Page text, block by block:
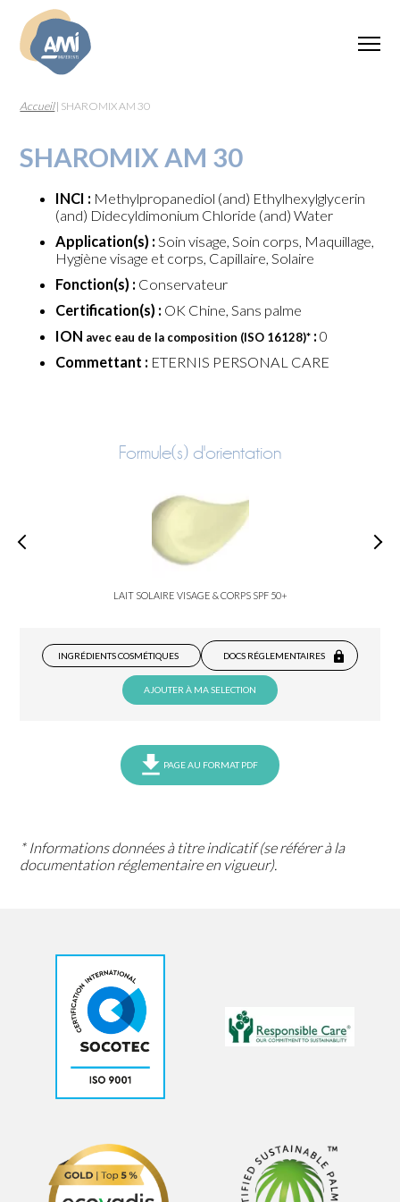
Accueil| SHAROMIX AM 30
SHAROMIX AM 30
INCI : Methylpropanediol (and) Ethylhexylglycerin
(and) Didecyldimonium Chloride (and) Water
Application(s) : Soin visage, Soin corps, Maquillage,
Hygiène visage et corps, Capillaire, Solaire
Fonction(s) : Conservateur
Certification(s) : OK Chine, Sans palme
ION avec eau de la composition (ISO 16128)* : 0
Commettant : ETERNIS PERSONAL CARE
Formule(s) d'orientation
LAIT SOLAIRE VISAGE & CORPS SPF 50+
INGRÉDIENTS COSMÉTIQUES DOCS RÉGLEMENTAIRES
AJOUTER À MA SELECTION
PAGE AU FORMAT PDF
* Informations données à titre indicatif (se référer à la
documentation réglementaire en vigueur).